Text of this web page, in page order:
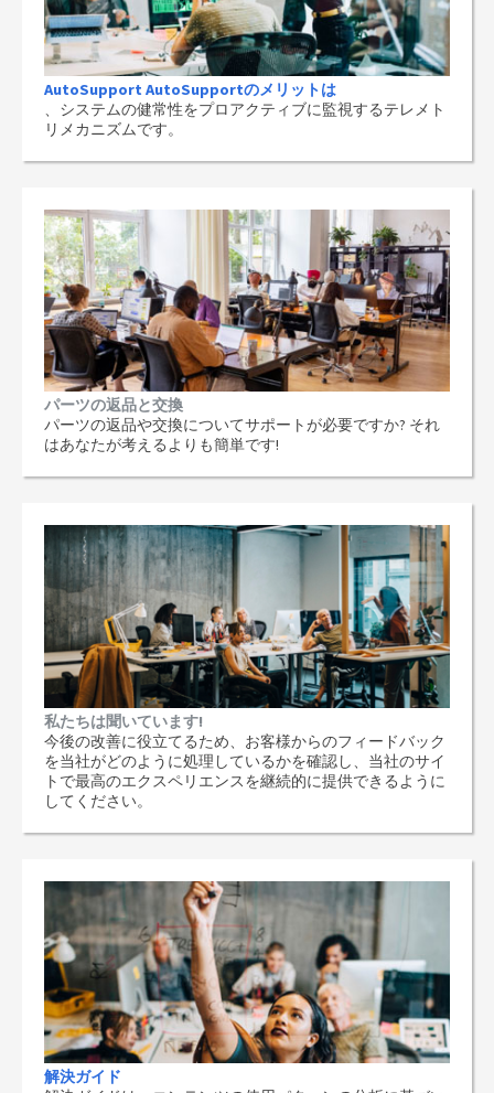
AutoSupport AutoSupportのメリットは
、システムの健常性をプロアクティブに監視するテレメト
リメカニズムです。
パーツの返品と交換
パーツの返品や交換についてサポートが必要ですか? それ
はあなたが考えるよりも簡単です!
私たちは聞いています!
今後の改善に役立てるため、お客様からのフィードバック
を当社がどのように処理しているかを確認し、当社のサイ
トで最高のエクスペリエンスを継続的に提供できるように
してください。
解決ガイド